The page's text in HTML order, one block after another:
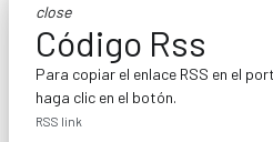
close
Código Rss
Para copiar el enlace RSS en el
haga clic en el botón.
RSS link